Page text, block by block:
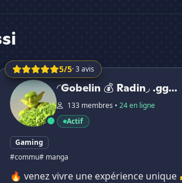
5/5· 3 avis
💰 Radin◞ .gg/B2RPYMV |
◜Gobelin 💰 Radin◞ .gg...
133 membres • 24 en ligne
Actif
Gaming
#commu# manga
🔥 venez vivre une expérience unique